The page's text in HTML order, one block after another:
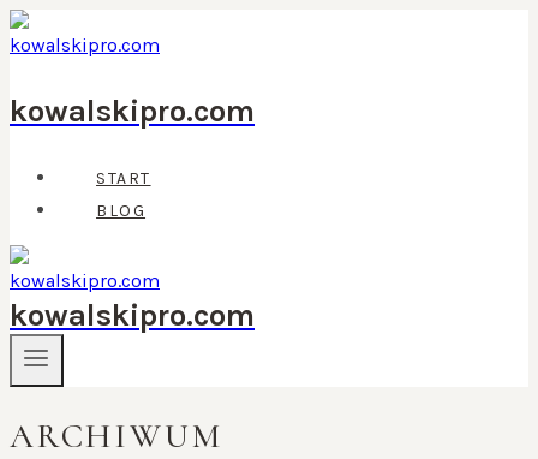
Przejdź
do
kowalskipro.com
START
BLOG
kowalskipro.com
ARCHIWUM